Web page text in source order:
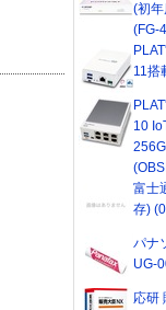
(初
(FG-
11搭
10
富士
存)
パナ
UG-
応研